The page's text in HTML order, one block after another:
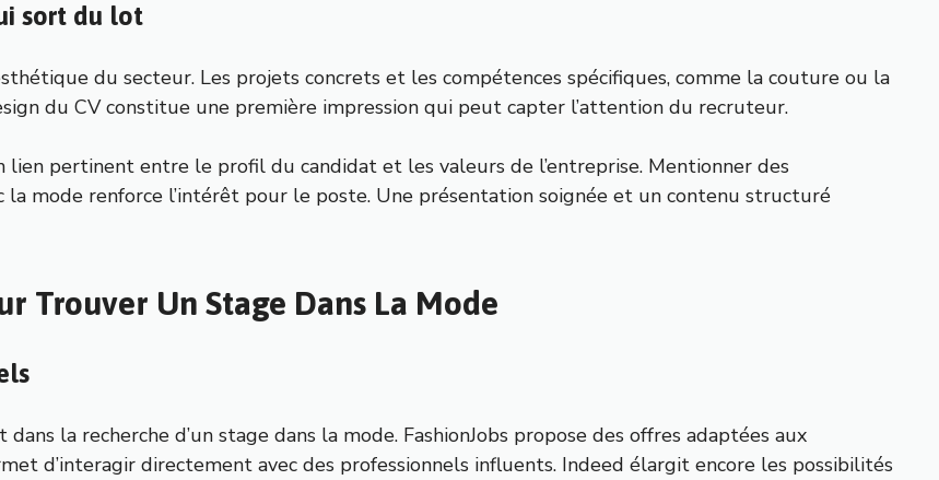
sort du lot
du secteur. Les projets concrets et les compétences spécifiques, comme la couture ou la
du CV constitue une première impression qui peut capter l’attention du recruteur.
pertinent entre le profil du candidat et les valeurs de l’entreprise. Mentionner des
la mode renforce l’intérêt pour le poste. Une présentation soignée et un contenu structuré
Trouver Un Stage Dans La Mode
la recherche d’un stage dans la mode. FashionJobs propose des offres adaptées aux
d’interagir directement avec des professionnels influents. Indeed élargit encore les possibilités